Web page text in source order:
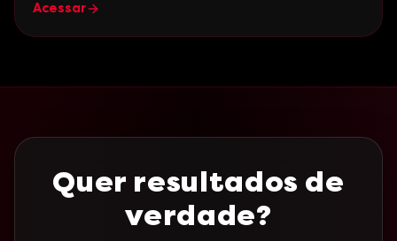
Acessar
Quer resultados de
verdade?